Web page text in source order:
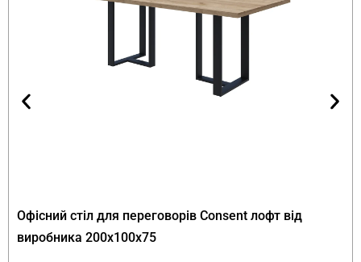
оснащений центральним блоком з трьома
канцелярських дрібниць, нижні — для
документів та великих предметів. Шухляди
мають металеві ручки та направляючі з
PRIDE
Офісний стіл для переговорів Consent лофт від
виробника 200х100х75